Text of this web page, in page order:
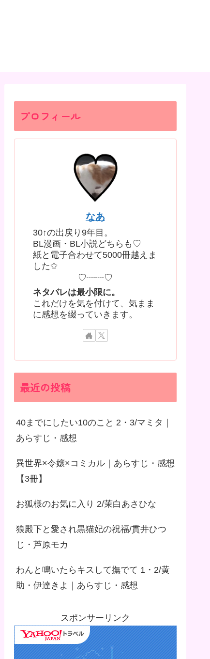
プロフィール
なあ
30↑の出戻り9年目。
BL漫画・BL小説どちらも♡
紙と電子合わせて5000冊越えま
した✩
♡┈┈♡
ネタバレは最小限に。
これだけを気を付けて、気まま
に感想を綴っていきます。
最近の投稿
40までにしたい10のこと 2・3/マミタ｜
あらすじ・感想
異世界×令嬢×コミカル｜あらすじ・感想
【3冊】
お狐様のお気に入り 2/茉白あさひな
狼殿下と愛され黒猫妃の祝福/貫井ひつ
じ・芦原モカ
わんと鳴いたらキスして撫でて 1・2/黄
助・伊達きよ｜あらすじ・感想
スポンサーリンク